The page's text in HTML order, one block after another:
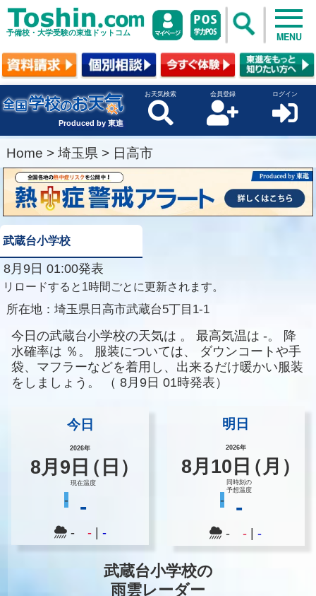
予備校・大学受験の東進ドットコム MENU
Produced by 東進
お天気検索 会員登録 ログイン
Home > 埼玉県 > 日高市
武蔵台小学校
8月9日 01:00発表
リロードすると1時間ごとに更新されます。
所在地： 埼玉県日高市武蔵台5丁目1-1
今日の武蔵台小学校の天気は 。 最高気温は -。
降
水確率は ％。 服装については、
ダウンコートや手
袋、マフラーなどを着用し、出来るだけ暖かい服装
をしましょう。
（ 8月9日 01時発表）
今日
2026年
8月 9 日（日）
-
現在温度
-
- -| -
明日
2026年
8月 10 日（月）
-
同時刻の
予想温度
-
-- |-
武蔵台小学校の
雨雲レーダー